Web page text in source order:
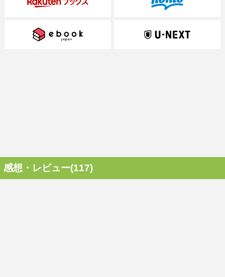
感想・レビュー(117)